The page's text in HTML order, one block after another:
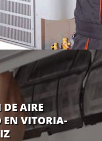
AIRE
VITORIA-